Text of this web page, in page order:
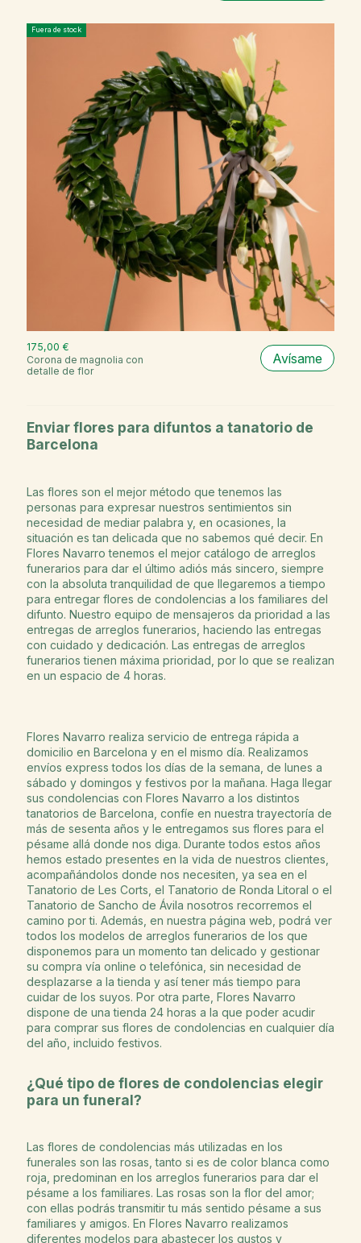
Fuera de stock
175,00 €
Corona de magnolia con
detalle de flor
Avísame
Enviar flores para difuntos a tanatorio de
Barcelona
Las flores son el mejor método que tenemos las
personas para expresar nuestros sentimientos sin
necesidad de mediar palabra y, en ocasiones, la
situación es tan delicada que no sabemos qué decir. En
Flores Navarro tenemos el mejor catálogo de arreglos
funerarios para dar el último adiós más sincero, siempre
con la absoluta tranquilidad de que llegaremos a tiempo
para entregar flores de condolencias a los familiares del
difunto. Nuestro equipo de mensajeros da prioridad a las
entregas de arreglos funerarios, haciendo las entregas
con cuidado y dedicación. Las entregas de arreglos
funerarios tienen máxima prioridad, por lo que se realizan
en un espacio de 4 horas.
Flores Navarro realiza servicio de entrega rápida a
domicilio en Barcelona y en el mismo día. Realizamos
envíos express todos los días de la semana, de lunes a
sábado y domingos y festivos por la mañana. Haga llegar
sus condolencias con Flores Navarro a los distintos
tanatorios de Barcelona, confíe en nuestra trayectoría de
más de sesenta años y le entregamos sus flores para el
pésame allá donde nos diga. Durante todos estos años
hemos estado presentes en la vida de nuestros clientes,
acompañándolos donde nos necesiten, ya sea en el
Tanatorio de Les Corts, el Tanatorio de Ronda Litoral o el
Tanatorio de Sancho de Ávila nosotros recorremos el
camino por ti. Además, en nuestra página web, podrá ver
todos los modelos de arreglos funerarios de los que
disponemos para un momento tan delicado y gestionar
su compra vía online o telefónica, sin necesidad de
desplazarse a la tienda y así tener más tiempo para
cuidar de los suyos. Por otra parte, Flores Navarro
dispone de una tienda 24 horas a la que poder acudir
para comprar sus flores de condolencias en cualquier día
del año, incluido festivos.
¿Qué tipo de flores de condolencias elegir
para un funeral?
Las flores de condolencias más utilizadas en los
funerales son las rosas, tanto si es de color blanca como
roja, predominan en los arreglos funerarios para dar el
pésame a los familiares. Las rosas son la flor del amor;
con ellas podrás transmitir tu más sentido pésame a sus
familiares y amigos. En Flores Navarro realizamos
diferentes modelos para abastecer los gustos y